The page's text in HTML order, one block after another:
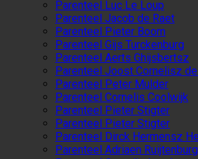
Parenteel Luc Le Loup
Parenteel Jacob de Raet
Parenteel Pieter Boom
Parenteel Gijs Turckenburg
Parenteel Aerts Ghijsbertsz
Parenteel Joost Cornelisz de
Parenteel Peter Mulder
Parenteel Cornelis Coolwijk
Parenteel Pieter Stigter
Parenteel Pieter Stigter
Parenteel Dirck Hermensz
Parenteel Adriaen